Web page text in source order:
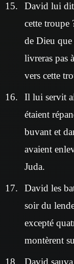
David lui dit
cette troupe
de Dieu que
livreras pas
vers cette
Il lui servit
étaient
buvant et
avaient
Juda.
David les
soir du
excepté
montèrent
David